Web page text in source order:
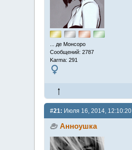
... де Монсоро
Сообщений: 2787
Karma: 291
#21: Июля 16, 2014, 12:10:20
Анноушка